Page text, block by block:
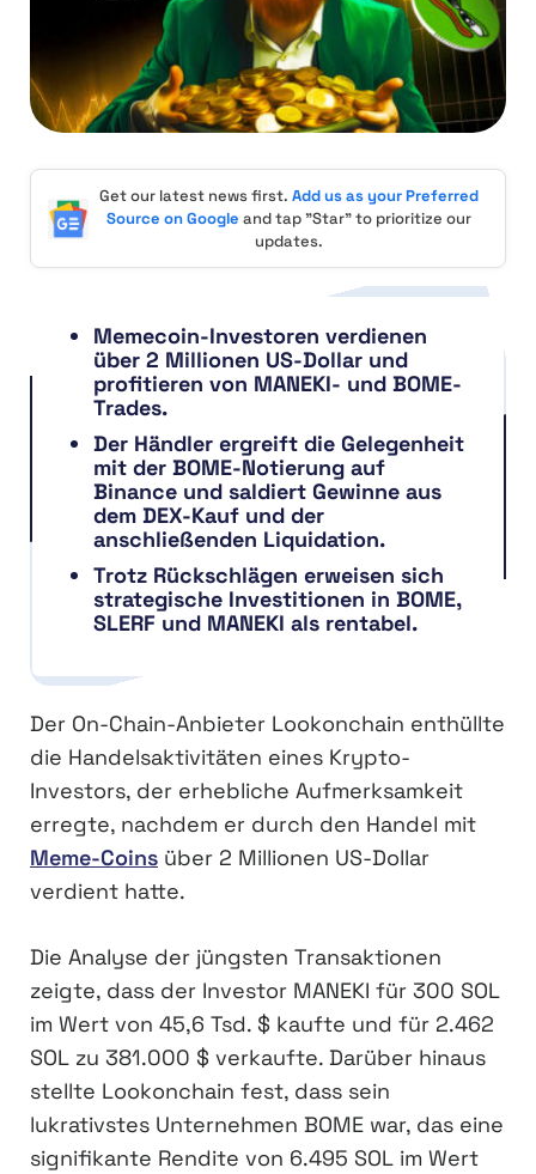
Get our latest news first. Add us as your Preferred
Source on Google and tap "Star" to prioritize our
updates.
Memecoin-Investoren verdienen
über 2 Millionen US-Dollar und
profitieren von MANEKI- und BOME-
Trades.
Der Händler ergreift die Gelegenheit
mit der BOME-Notierung auf
Binance und saldiert Gewinne aus
dem DEX-Kauf und der
anschließenden Liquidation.
Trotz Rückschlägen erweisen sich
strategische Investitionen in BOME,
SLERF und MANEKI als rentabel.
Der On-Chain-Anbieter Lookonchain enthüllte
die Handelsaktivitäten eines Krypto-
Investors, der erhebliche Aufmerksamkeit
erregte, nachdem er durch den Handel mit
Meme-Coins über 2 Millionen US-Dollar
verdient hatte.
Die Analyse der jüngsten Transaktionen
zeigte, dass der Investor MANEKI für 300 SOL
im Wert von 45,6 Tsd. $ kaufte und für 2.462
SOL zu 381.000 $ verkaufte. Darüber hinaus
stellte Lookonchain fest, dass sein
lukrativstes Unternehmen BOME war, das eine
signifikante Rendite von 6.495 SOL im Wert